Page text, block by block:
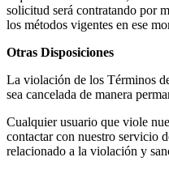
solicitud será contratando por
los métodos vigentes en ese
Otras Disposiciones
La violación de los Términos
sea cancelada de manera
Cualquier usuario que viole
contactar con nuestro servicio
relacionado a la violación y